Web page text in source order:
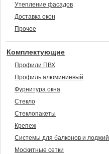
Утепление фасадов
Доставка окон
Прочее
Комплектующие
Профили ПВХ
Профиль алюминиевый
Фурнитура окна
Стекло
Стеклопакеты
Крепеж
Системы для балконов и лоджий
Москитные сетки